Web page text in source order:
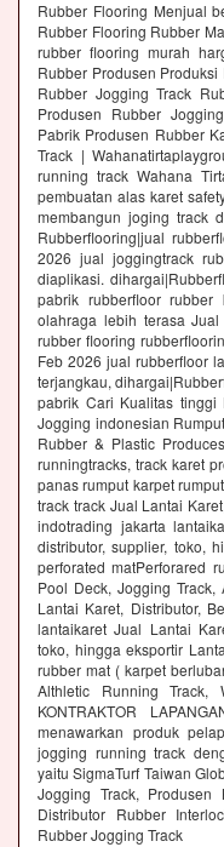
Rubber Flooring Menjual
Rubber Flooring Rubber
rubber flooring murah
Rubber Produsen
Rubber Jogging Track
Produsen Rubber
Pabrik Produsen Rubber
Track |
running track Wahana
pembuatan alas karet
membangun joging track
Rubberflooring|jual
2026 jual joggingtrack
diaplikasi.
pabrik rubberfloor rubber
olahraga lebih terasa
rubber flooring
Feb 2026 jual rubberfloor
terjangkau,
pabrik Cari Kualitas tinggi
Jogging indonesian
Rubber & Plastic
runningtracks, track karet
panas rumput karpet
track track Jual Lantai
indotrading jakarta
distributor, supplier, toko,
perforated matPerforared
Pool Deck, Jogging Track,
Lantai Karet, Distributor,
lantaikaret Jual Lantai
toko, hingga eksportir
rubber mat ( karpet
Althletic Running Track,
KONTRAKTOR
menawarkan produk
jogging running track
yaitu SigmaTurf Taiwan
Jogging Track, Produsen
Distributor Rubber
Rubber Jogging Track